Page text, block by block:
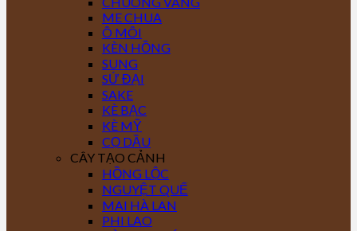
ME CHUA
Ô MÔI
KÈN HỒNG
SUNG
SỨ ĐẠI
SAKE
KÈ BẠC
KÈ MỸ
CỌ DẦU
CÂY TẠO CẢNH
HỒNG LỘC
NGUYỆT QUẾ
MAI HÀ LAN
PHI LAO